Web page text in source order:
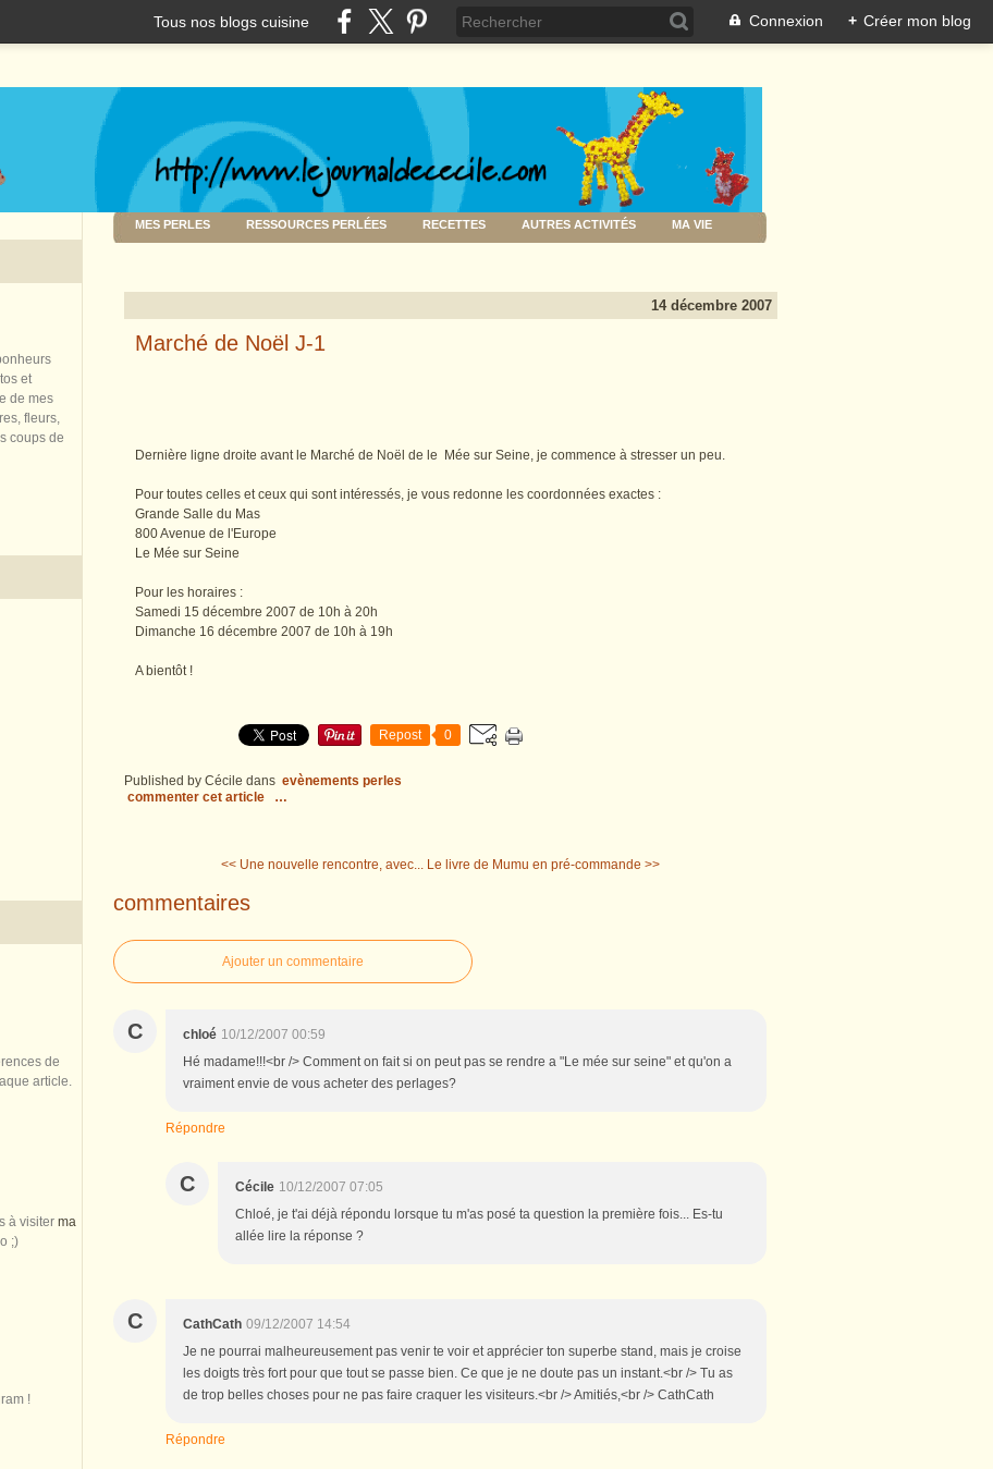
Tous nos blogs cuisine Connexion + Créer mon blog
et
de mes
fleurs,
coups de
de
article.
à visiter ma
;)
!
MES PERLES RESSOURCES PERLÉES RECETTES AUTRES ACTIVITÉS MA VIE
14 décembre 2007
Marché de Noël J-1
Dernière ligne droite avant le Marché de Noël de le Mée sur Seine, je commence à stresser un peu.
Pour toutes celles et ceux qui sont intéressés, je vous redonne les coordonnées exactes :
Grande Salle du Mas
800 Avenue de l'Europe
Le Mée sur Seine
Pour les horaires :
Samedi 15 décembre 2007 de 10h à 20h
Dimanche 16 décembre 2007 de 10h à 19h
A bientôt !
Repost 0
Published by Cécile dans evènements perles
commenter cet article
…
<< Une nouvelle rencontre, avec... Le livre de Mumu en pré-commande >>
commentaires
Ajouter un commentaire
C chloé 10/12/2007 00:59
Hé madame!!!<br /> Comment on fait si on peut pas se rendre a "Le mée sur seine" et qu'on a
vraiment envie de vous acheter des perlages?
Répondre
C Cécile 10/12/2007 07:05
Chloé, je t'ai déjà répondu lorsque tu m'as posé ta question la première fois... Es-tu
allée lire la réponse ?
C CathCath 09/12/2007 14:54
Je ne pourrai malheureusement pas venir te voir et apprécier ton superbe stand, mais je croise
les doigts très fort pour que tout se passe bien. Ce que je ne doute pas un instant.<br /> Tu as
de trop belles choses pour ne pas faire craquer les visiteurs.<br /> Amitiés,<br /> CathCath
Répondre